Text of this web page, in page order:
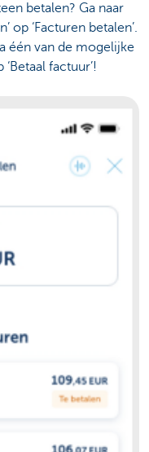
betalen? Ga naar
op ‘Facturen betalen’.
één van de mogelijke
factuur’!